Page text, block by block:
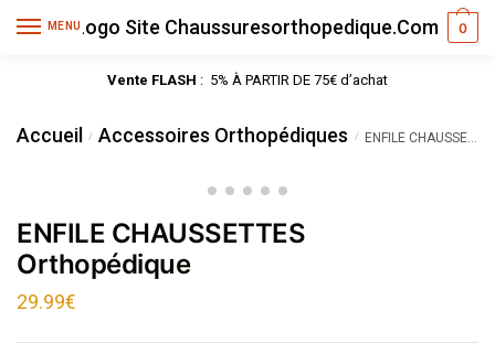
MENU 0
Vente FLASH : 5% À PARTIR DE 75€ d’achat
Accueil / Accessoires Orthopédiques / ENFILE CHAUSSETTES Orthopédique
ENFILE CHAUSSETTES
Orthopédique
29.99€